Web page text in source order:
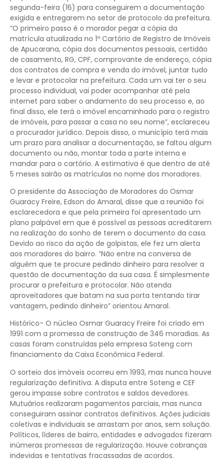
segunda-feira (16) para conseguirem a documentação
exigida e entregarem no setor de protocolo da prefeitura.
”O primeiro passo é o morador pegar a cópia da
matrícula atualizada no 1º Cartório de Registro de Imóveis
de Apucarana, cópia dos documentos pessoais, certidão
de casamento, RG, CPF, comprovante de endereço, cópia
dos contratos de compra e venda do imóvel, juntar tudo
e levar e protocolar na prefeitura. Cada um vai ter o seu
processo individual, vai poder acompanhar até pela
internet para saber o andamento do seu processo e, ao
final disso, ele terá o imóvel encaminhado para o registro
de imóveis, para passar a casa no seu nome”, esclareceu
o procurador jurídico. Depois disso, o município terá mais
um prazo para analisar a documentação, se faltou algum
documento ou não, montar toda a parte interna e
mandar para o cartório. A estimativa é que dentro de até
5 meses sairão as matrículas no nome dos moradores.
O presidente da Associação de Moradores do Osmar
Guaracy Freire, Edson do Amaral, disse que a reunião foi
esclarecedora e que pela primeira foi apresentado um
plano palpável em que é possível as pessoas acreditarem
na realização do sonho de terem o documento da casa.
Devido ao risco da ação de golpistas, ele fez um alerta
aos moradores do bairro. ”Não entre na conversa de
alguém que te procure pedindo dinheiro para resolver a
questão de documentação da sua casa. É simplesmente
procurar a prefeitura e protocolar. Não atenda
aproveitadores que batam na sua porta tentando tirar
vantagem, pedindo dinheiro” orientou Amaral.
Histórico- O núcleo Osmar Guaracy Freire foi criado em
1991 com a promessa de construção de 346 moradias. As
casas foram construídas pela empresa Soteng com
financiamento da Caixa Econômica Federal.
O sorteio dos imóveis ocorreu em 1993, mas nunca houve
regularização definitiva. A disputa entre Soteng e CEF
gerou impasse sobre contratos e saldos devedores.
Mutuários realizaram pagamentos parciais, mas nunca
conseguiram assinar contratos definitivos. Ações judiciais
coletivas e individuais se arrastam por anos, sem solução.
Políticos, líderes de bairro, entidades e advogados fizeram
inúmeras promessas de regularização. Houve cobranças
indevidas e tentativas fracassadas de acordos.